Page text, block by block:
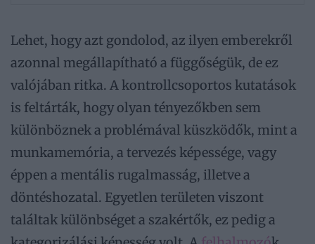
Lehet, hogy azt gondolod, az ilyen emberekről
azonnal megállapítható a függőségük, de ez
valójában ritka. A kontrollcsoportos kutatások
is feltárták, hogy olyan tényezőkben sem
különböznek a problémával küszködők, mint a
munkamemória, a tervezés képessége, vagy
éppen a mentális rugalmasság, illetve a
döntéshozatal. Egyetlen területen viszont
találtak különbséget a szakértők, ez pedig a